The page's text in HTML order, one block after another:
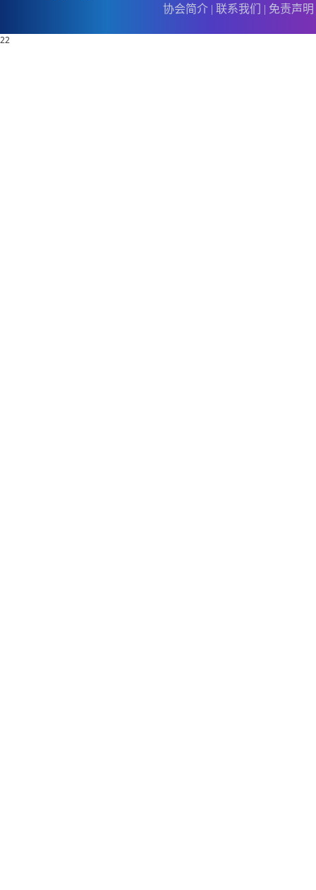
协会简介| 联系我们 | 免责声明
22